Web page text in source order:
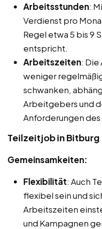
Arbeitsstunden:
Verdienst pro
Regel etwa 5 bis 9
entspricht.
Arbeitszeiten:
weniger
schwanken,
Arbeitgebers und
Anforderungen
Teilzeitjob in Bitburg
Gemeinsamkeiten:
Flexibilität: Auch
flexibel sein und
Arbeitszeiten
und Kampagnen